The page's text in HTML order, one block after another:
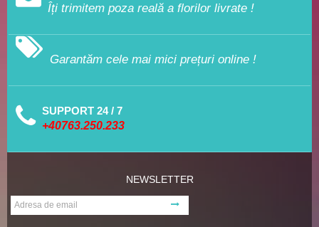
Îți trimitem poza reală a florilor livrate !
Garantăm cele mai mici prețuri online !
SUPPORT 24 / 7
+40763.250.233
NEWSLETTER